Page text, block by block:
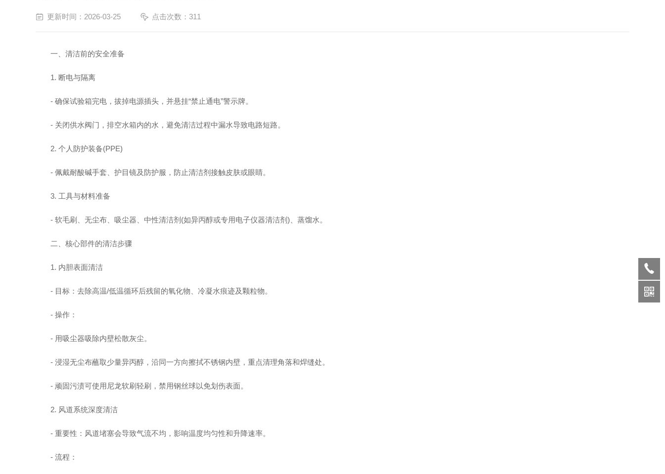
更新时间：2026-03-25 点击次数：311
一、清洁前的安全准备
1. 断电与隔离
- 确保试验箱完电，拔掉电源插头，并悬挂“禁止通电”警示牌。
- 关闭供水阀门，排空水箱内的水，避免清洁过程中漏水导致电路短路。
2. 个人防护装备(PPE)
- 佩戴耐酸碱手套、护目镜及防护服，防止清洁剂接触皮肤或眼睛。
3. 工具与材料准备
- 软毛刷、无尘布、吸尘器、中性清洁剂(如异丙醇或专用电子仪器清洁剂)、蒸馏水。
二、核心部件的清洁步骤
1. 内胆表面清洁
- 目标：去除高温/低温循环后残留的氧化物、冷凝水痕迹及颗粒物。
- 操作：
- 用吸尘器吸除内壁松散灰尘。
- 浸湿无尘布蘸取少量异丙醇，沿同一方向擦拭不锈钢内壁，重点清理角落和焊缝处。
- 顽固污渍可使用尼龙软刷轻刷，禁用钢丝球以免划伤表面。
2. 风道系统深度清洁
- 重要性：风道堵塞会导致气流不均，影响温度均匀性和升降速率。
- 流程：